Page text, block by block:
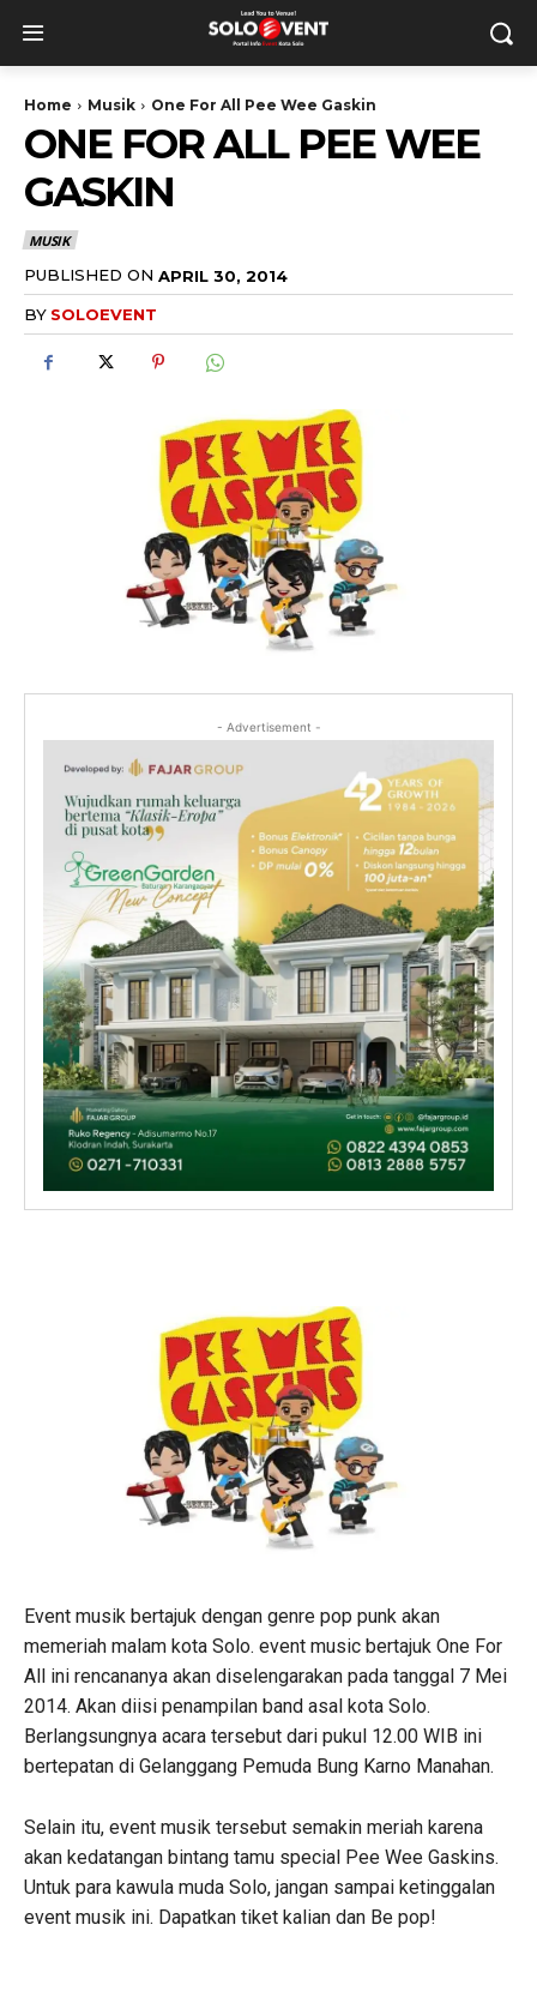
Home Musik One For All Pee Wee Gaskin
ONE FOR ALL PEE WEE
GASKIN
MUSIK
PUBLISHED ON APRIL 30, 2014
BY SOLOEVENT
- Advertisement -
Event musik bertajuk dengan genre pop punk akan
memeriah malam kota Solo. event music bertajuk One For
All ini rencananya akan diselengarakan pada tanggal 7 Mei
2014. Akan diisi penampilan band asal kota Solo.
Berlangsungnya acara tersebut dari pukul 12.00 WIB ini
bertepatan di Gelanggang Pemuda Bung Karno Manahan.
Selain itu, event musik tersebut semakin meriah karena
akan kedatangan bintang tamu special Pee Wee Gaskins.
Untuk para kawula muda Solo, jangan sampai ketinggalan
event musik ini. Dapatkan tiket kalian dan Be pop!